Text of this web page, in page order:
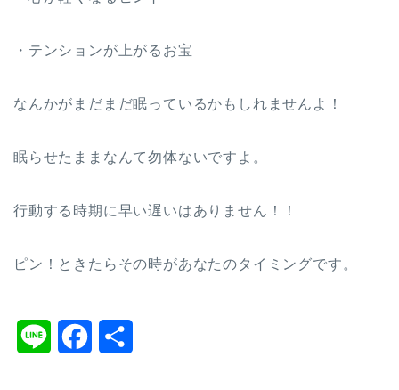
・テンションが上がるお宝
なんかがまだまだ眠っているかもしれませんよ！
眠らせたままなんて勿体ないですよ。
行動する時期に早い遅いはありません！！
ピン！ときたらその時があなたのタイミングです。